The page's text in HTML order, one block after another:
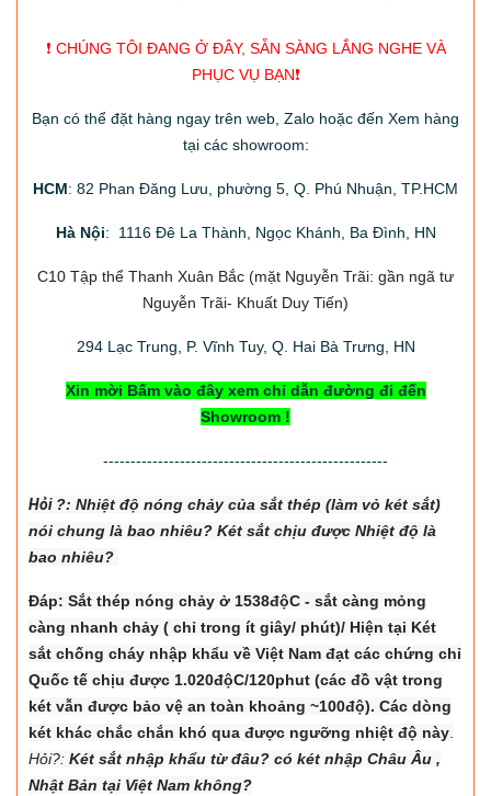
❗️ CHÚNG TÔI ĐANG Ở ĐÂY, SẴN SÀNG LẮNG NGHE VÀ
PHỤC VỤ BẠN❗️
Bạn có thể đặt hàng ngay trên web, Zalo hoặc đến Xem hàng
tại các showroom:
HCM: 82 Phan Đăng Lưu, phường 5, Q. Phú Nhuận, TP.HCM
Hà Nội: 1116 Đê La Thành, Ngọc Khánh, Ba Đình, HN
C10 Tập thể Thanh Xuân Bắc (mặt Nguyễn Trãi: gần ngã tư
Nguyễn Trãi- Khuất Duy Tiến)
294Lạc Trung, P. Vĩnh Tuy, Q. Hai Bà Trưng, HN
Xin mời Bấm vào đây xem chỉ dẫn đường đi đến
Showroom !
----------------------------------------------------
Hỏi ?: Nhiệt độ nóng chảy của sắt thép (làm vỏ két sắt)
nói chung là bao nhiêu? Két sắt chịu được Nhiệt độ là
bao nhiêu?
Đáp: Sắt thép nóng chảy ở 1538độC - sắt càng mỏng
càng nhanh chảy ( chỉ trong ít giây/ phút)/ Hiện tại Két
sắt chống cháy nhập khẩu về Việt Nam đạt các chứng chỉ
Quốc tế chịu được 1.020độC/120phut (các đồ vật trong
két vẫn được bảo vệ an toàn khoảng ~100độ). Các dòng
két khác chắc chắn khó qua được ngưỡng nhiệt độ này.
Hỏi?: Két sắt nhập khẩu từ đâu? có két nhập Châu Âu ,
Nhật Bản tại Việt Nam không?